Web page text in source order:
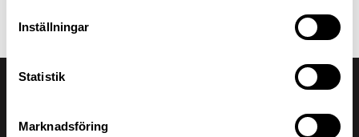
Inställningar
Statistik
Marknadsföring